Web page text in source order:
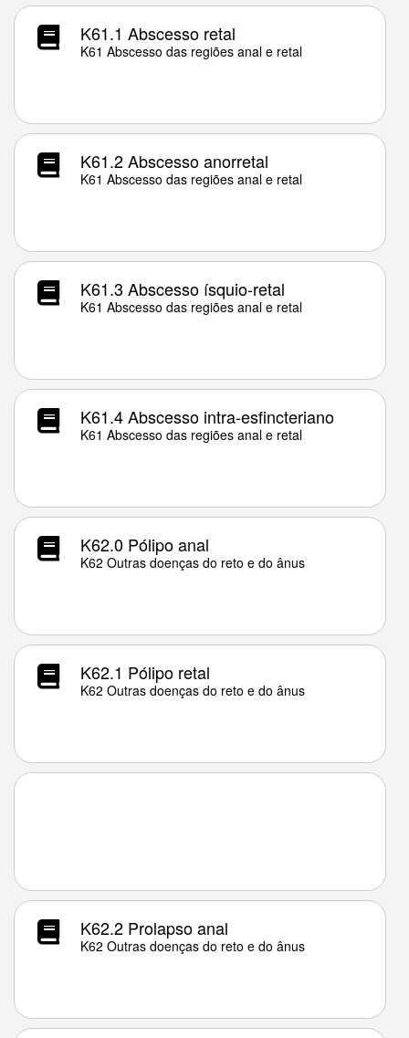
K61.1 Abscesso retal
K61 Abscesso das regiões anal e retal
K61.2 Abscesso anorretal
K61 Abscesso das regiões anal e retal
K61.3 Abscesso ísquio-retal
K61 Abscesso das regiões anal e retal
K61.4 Abscesso intra-esfincteriano
K61 Abscesso das regiões anal e retal
K62.0 Pólipo anal
K62 Outras doenças do reto e do ânus
K62.1 Pólipo retal
K62 Outras doenças do reto e do ânus
K62.2 Prolapso anal
K62 Outras doenças do reto e do ânus